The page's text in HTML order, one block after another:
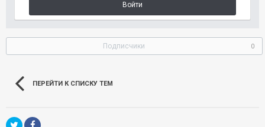
Войти
Подписчики 0
ПЕРЕЙТИ К СПИСКУ ТЕМ